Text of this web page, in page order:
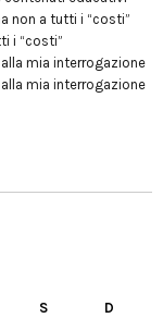
non a tutti i “costi”
i “costi”
mia interrogazione
mia interrogazione
S D